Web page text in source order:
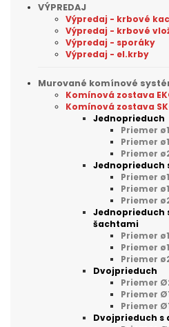
VÝPREDAJ
Výpredaj - krbové
Výpredaj - krbové
Výpredaj - sporáky
Výpredaj - el.krby
Murované komínové
Komínová zostava
Komínová zostava
Jednoprieduch
Priemer
Priemer
Priemer
Jednoprieduch
Priemer
Priemer
Priemer
Jednoprieduch
šachtami
Priemer
Priemer
Priemer
Dvojprieduch
Priemer
Priemer
Priemer
Dvojprieduch